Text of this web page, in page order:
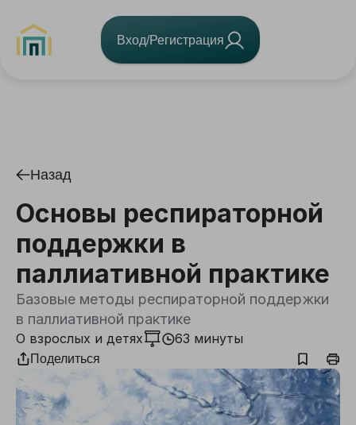
Вход/Регистрация
Назад
Основы респираторной
поддержки в
паллиативной практике
Базовые методы респираторной поддержки
в паллиативной практике
О взрослых и детях 63 минуты
Поделиться